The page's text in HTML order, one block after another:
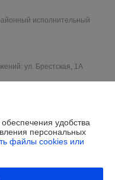
исполнительный
ул. Брестская, 1А
удобства
персональных
файлы cookies или